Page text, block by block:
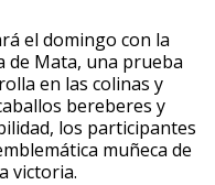
el domingo con la
de Mata, una prueba
en las colinas y
bereberes y
los participantes
muñeca de
victoria.